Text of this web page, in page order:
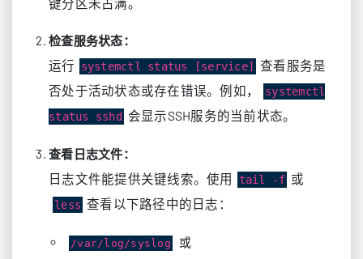
检查服务状态：
运行 systemctl status [service]
查看服务是
否处于活动状态或存在错误。例如，
systemctl
status sshd 会显示SSH服务的当前状态。
查看日志文件：
日志文件能提供关键线索。使用 tail -f 或
less 查看以下路径中的日志：
/var/log/syslog 或